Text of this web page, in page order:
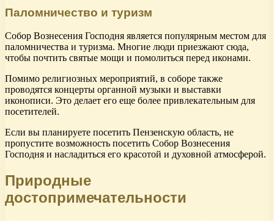
Паломничество и туризм
Собор Вознесения Господня является популярным местом для
паломничества и туризма. Многие люди приезжают сюда,
чтобы почтить святые мощи и помолиться перед иконами.
Помимо религиозных мероприятий, в соборе также
проводятся концерты органной музыки и выставки
иконописи. Это делает его еще более привлекательным для
посетителей.
Если вы планируете посетить Пензенскую область, не
пропустите возможность посетить Собор Вознесения
Господня и насладиться его красотой и духовной атмосферой.
Природные
достопримечательности